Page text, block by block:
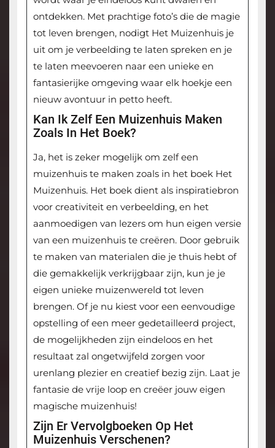
ontdekken. Met prachtige foto’s die de magie
tot leven brengen, nodigt Het Muizenhuis je
uit om je verbeelding te laten spreken en je
te laten meevoeren naar een unieke en
fantasierijke omgeving waar elk hoekje een
nieuw avontuur in petto heeft.
Kan Ik Zelf Een Muizenhuis Maken
Zoals In Het Boek?
Ja, het is zeker mogelijk om zelf een
muizenhuis te maken zoals in het boek Het
Muizenhuis. Het boek dient als inspiratiebron
voor creativiteit en verbeelding, en het
aanmoedigen van lezers om hun eigen versie
van een muizenhuis te creëren. Door gebruik
te maken van materialen die je thuis hebt of
die gemakkelijk verkrijgbaar zijn, kun je je
eigen unieke muizenwereld tot leven
brengen. Of je nu kiest voor een eenvoudige
opstelling of een meer gedetailleerd project,
de mogelijkheden zijn eindeloos en het
resultaat zal ongetwijfeld zorgen voor
urenlang plezier en creatief bezig zijn. Laat je
fantasie de vrije loop en creëer jouw eigen
magische muizenhuis!
Zijn Er Vervolgboeken Op Het
Muizenhuis Verschenen?